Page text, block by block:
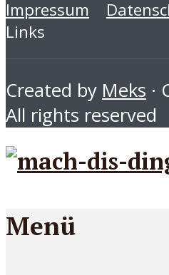
Impressum
Links
Created by Meks ·
All rights reserved
Menü